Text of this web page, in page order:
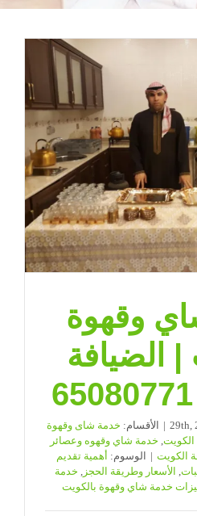
وقهوة
| الضيافة
| الأقسام: خدمة شاى وقهوة
, خدمة شاي وقهوه وعصائر
| الوسوم: أهمية تقديم
, الأسعار وطريقة الحجز, خدمة
خدمة شاي وقهوة بالكويت